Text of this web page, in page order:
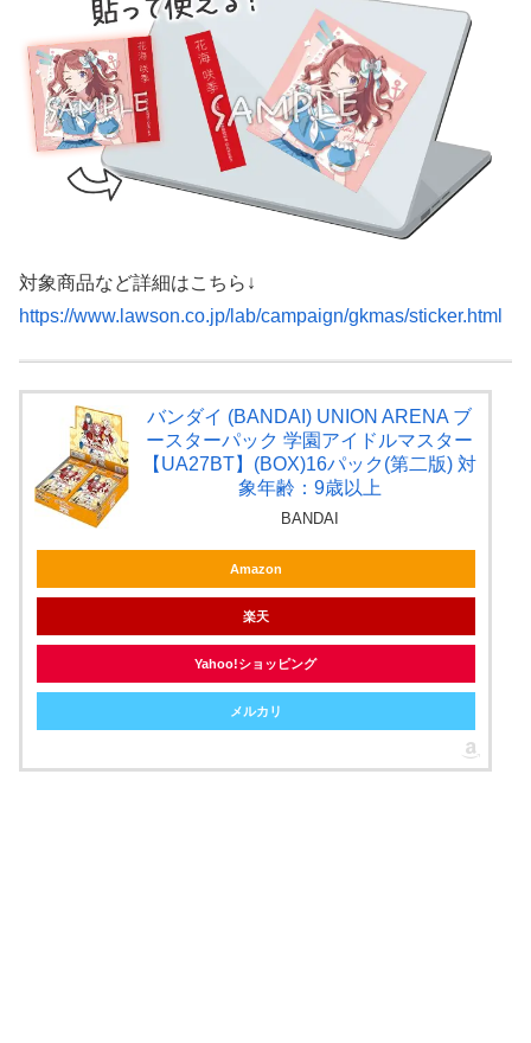
対象商品など詳細はこちら↓
https://www.lawson.co.jp/lab/campaign/gkmas/sticker.html
バンダイ (BANDAI) UNION ARENA ブ
ースターパック 学園アイドルマスター
【UA27BT】(BOX)16パック(第二版) 対
象年齢：9歳以上
BANDAI
Amazon
楽天
Yahoo!ショッピング
メルカリ